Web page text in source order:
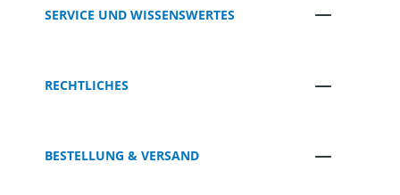
SERVICE UND WISSENSWERTES
RECHTLICHES
BESTELLUNG & VERSAND